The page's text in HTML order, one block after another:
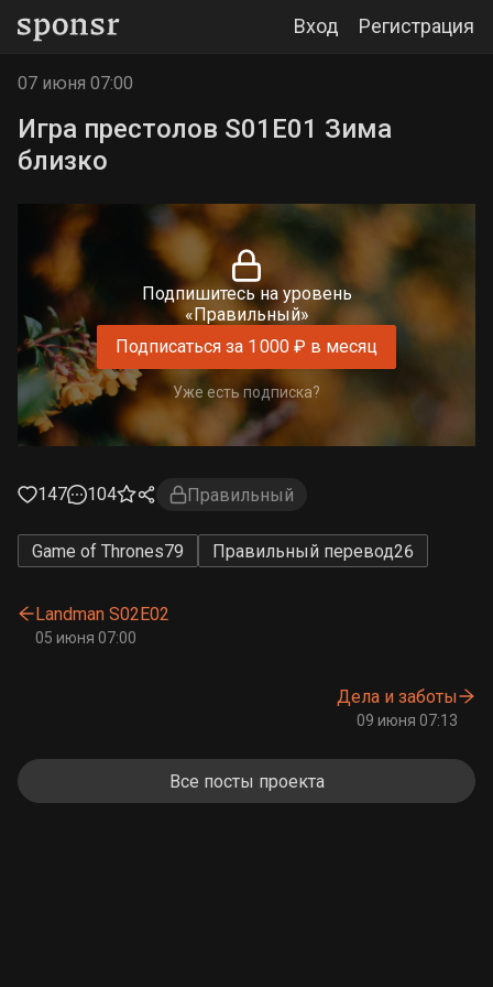
Вход Регистрация
07 июня 07:00
Игра престолов S01E01 Зима
близко
Подпишитесь на уровень
«Правильный»
Подписаться за 1 000 ₽ в месяц
Уже есть подписка?
147 104 Правильный
Game of Thrones79 Правильный перевод26
Landman S02E02
05 июня 07:00
Дела и заботы
09 июня 07:13
Все посты проекта